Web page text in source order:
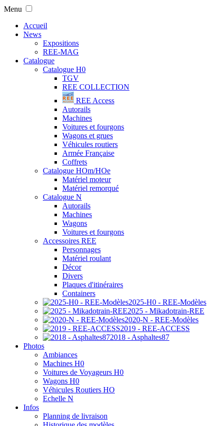
Menu
Accueil
News
Expositions
REE-MAG
Catalogue
Catalogue H0
TGV
REE COLLECTION
REE Access
Autorails
Machines
Voitures et fourgons
Wagons et grues
Véhicules routiers
Armée Française
Coffrets
Catalogue HOm/HOe
Matériel moteur
Matériel remorqué
Catalogue N
Autorails
Machines
Wagons
Voitures et fourgons
Accessoires REE
Personnages
Matériel roulant
Décor
Divers
Plaques d'itinéraires
Containers
2025-H0 - REE-Modèles
2025 - Mikadotrain-REE
2020-N - REE-Modèles
2019 - REE-ACCESS
2018 - Asphaltes87
Photos
Ambiances
Machines H0
Voitures de Voyageurs H0
Wagons H0
Véhicules Routiers HO
Echelle N
Infos
Planning de livraison